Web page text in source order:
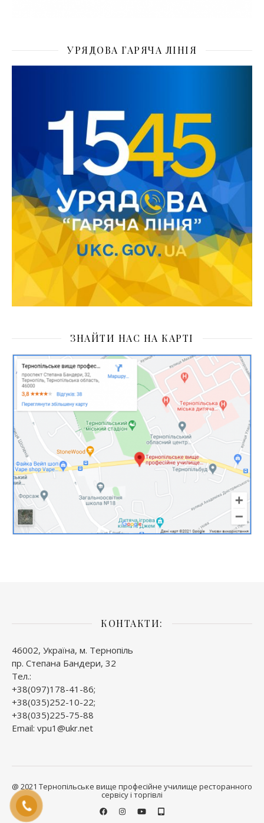
УРЯДОВА ГАРЯЧА ЛІНІЯ
ЗНАЙТИ НАС НА КАРТІ
КОНТАКТИ:
46002, Україна, м. Тернопіль
пр. Степана Бандери, 32
Тел.:
+38(097)178-41-86;
+38(035)252-10-22;
+38(035)225-75-88
Email: vpu1@ukr.net
@ 2021 Тернопільське вище професійне училище ресторанного
сервісу і торгівлі